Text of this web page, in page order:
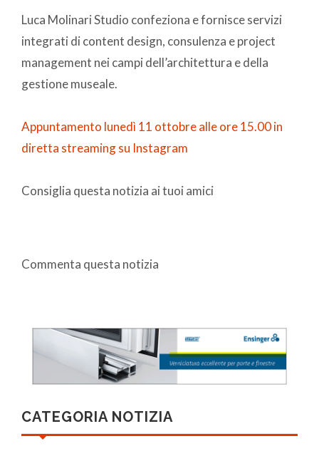
Luca Molinari Studio confeziona e fornisce servizi
integrati di content design, consulenza e project
management nei campi dell’architettura e della
gestione museale.
Appuntamento lunedì 11 ottobre alle ore 15.00 in
diretta streaming su Instagram
Consiglia questa notizia ai tuoi amici
Commenta questa notizia
CATEGORIA NOTIZIA